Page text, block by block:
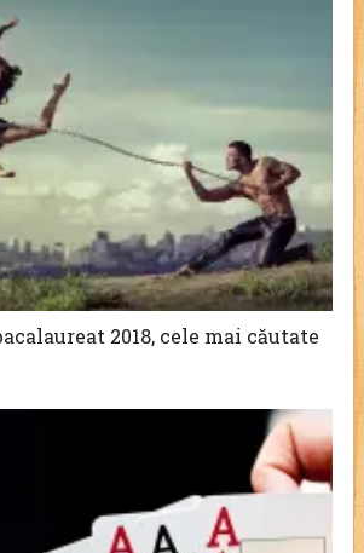
2018, cele mai căutate